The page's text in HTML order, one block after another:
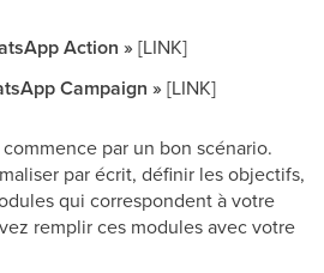
Action » [LINK]
Campaign » [LINK]
par un bon scénario.
par écrit, définir les objectifs,
qui correspondent à votre
remplir ces modules avec votre